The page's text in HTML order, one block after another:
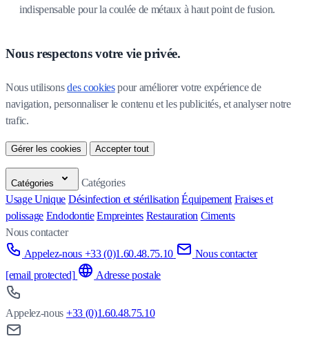
indispensable pour la coulée de métaux à haut point de fusion.
Nous respectons votre vie privée.
Nous utilisons des cookies pour améliorer votre expérience de
navigation, personnaliser le contenu et les publicités, et analyser notre
trafic.
Gérer les cookies Accepter tout
Catégories
Catégories
Usage Unique Désinfection et stérilisation Équipement Fraises et
polissage Endodontie Empreintes Restauration Ciments
Nous contacter
Appelez-nous +33 (0)1.60.48.75.10
Nous contacter
[email protected]
Adresse postale
Appelez-nous +33 (0)1.60.48.75.10